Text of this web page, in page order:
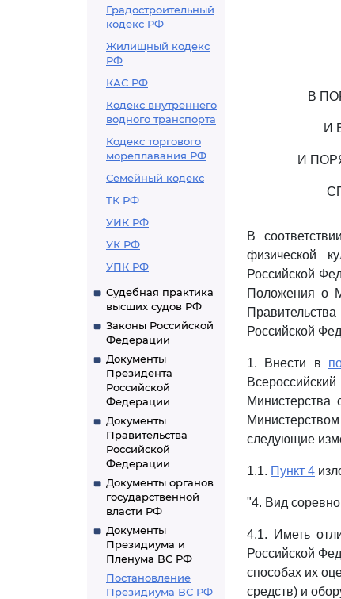
Градостроительный
кодекс РФ
Жилищный кодекс
РФ
КАС РФ
Кодекс внутреннего
водного транспорта
Кодекс торгового
мореплавания РФ
Семейный кодекс
ТК РФ
УИК РФ
УК РФ
УПК РФ
Судебная практика
высших судов РФ
Законы Российской
Федерации
Документы
Президента
Российской
Федерации
Документы
Правительства
Российской
Федерации
Документы органов
государственной
власти РФ
Документы
Президиума и
Пленума ВС РФ
Постановление
Президиума ВС РФ
В
И
И
В
физической
Российской
Положения о
Российской
1. Внести в
Министерства
следующие
1.1. Пункт 4
"4. Вид
4.1. Иметь
Российской
способах их
средств) и